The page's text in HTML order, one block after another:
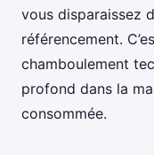
vous disparaissez
référencement.
chamboulement
profond dans la
consommée.